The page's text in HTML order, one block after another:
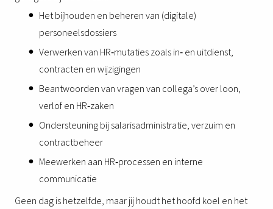
Het bijhouden en beheren van (digitale)
personeelsdossiers
Verwerken van HR‑mutaties zoals in‑ en uitdienst,
contracten en wijzigingen
Beantwoorden van vragen van collega’s over loon,
verlof en HR‑zaken
Ondersteuning bij salarisadministratie, verzuim en
contractbeheer
Meewerken aan HR‑processen en interne
communicatie
Geen dag is hetzelfde, maar jij houdt het hoofd koel en het